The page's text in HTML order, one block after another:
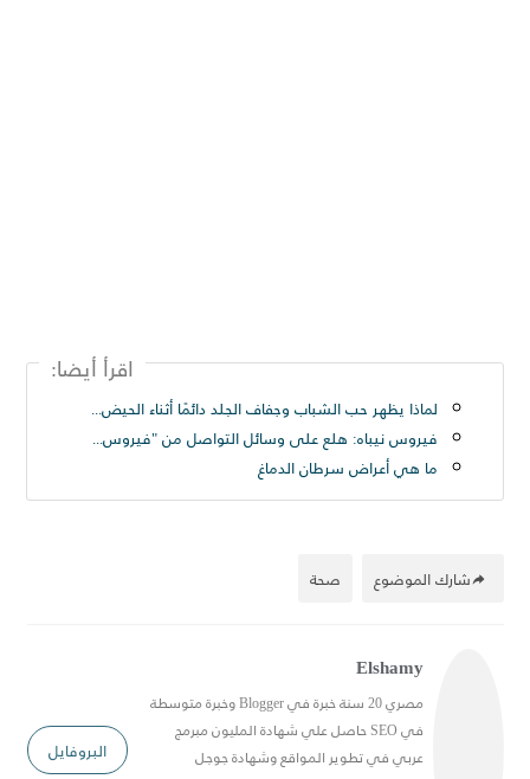
اقرأ أيضا:
لماذا يظهر حب الشباب وجفاف الجلد دائمًا أثناء الحيض؟ هذا هو التفسير - حريتي العربيه
فيروس نيباه: هلع على وسائل التواصل من "فيروس قاتل تنقله الخفافيش" فما قصته وحقيقته؟ - A deadly virus transmitted by bats
ما هي أعراض سرطان الدماغ
صحة شارك الموضوع
Elshamy
مصري 20 سنة خبرة في Blogger وخبرة متوسطة
في SEO حاصل علي شهادة المليون مبرمج
عربي في تطوير المواقع وشهادة جوجل
البروفايل